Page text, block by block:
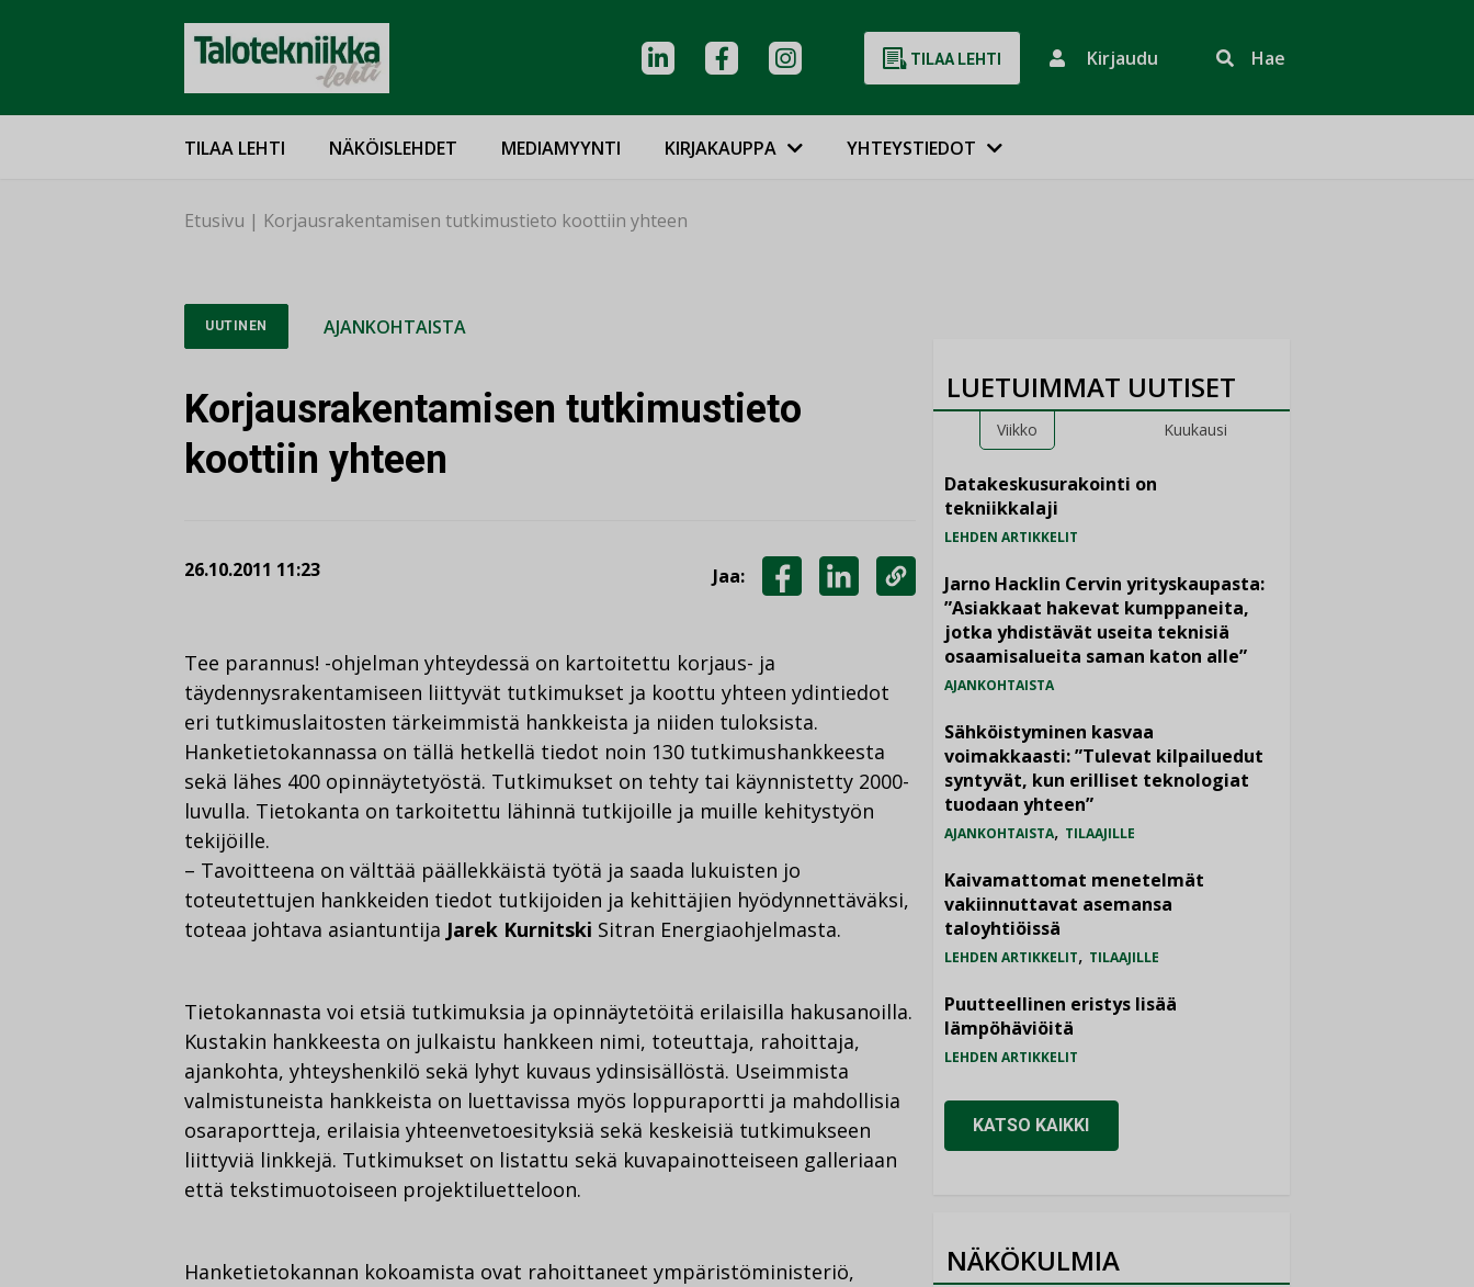
TILAA LEHTI Kirjaudu Hae
TILAA LEHTI NÄKÖISLEHDET MEDIAMYYNTI KIRJAKAUPPA YHTEYSTIEDOT
Etusivu | Korjausrakentamisen tutkimustieto koottiin yhteen
UUTINEN AJANKOHTAISTA
Korjausrakentamisen tutkimustieto
koottiin yhteen
26.10.2011 11:23 Jaa:
LINKEDINISSÄ
KOPIOI
LINKKI
Tee parannus! -ohjelman yhteydessä on kartoitettu korjaus- ja
täydennysrakentamiseen liittyvät tutkimukset ja koottu yhteen ydintiedot
eri tutkimuslaitosten tärkeimmistä hankkeista ja niiden tuloksista.
Hanketietokannassa on tällä hetkellä tiedot noin 130 tutkimushankkeesta
sekä lähes 400 opinnäytetyöstä. Tutkimukset on tehty tai käynnistetty 2000-
luvulla. Tietokanta on tarkoitettu lähinnä tutkijoille ja muille kehitystyön
tekijöille.
– Tavoitteena on välttää päällekkäistä työtä ja saada lukuisten jo
toteutettujen hankkeiden tiedot tutkijoiden ja kehittäjien hyödynnettäväksi,
toteaa johtava asiantuntija Jarek Kurnitski Sitran Energiaohjelmasta.
Tietokannasta voi etsiä tutkimuksia ja opinnäytetöitä erilaisilla hakusanoilla.
Kustakin hankkeesta on julkaistu hankkeen nimi, toteuttaja, rahoittaja,
ajankohta, yhteyshenkilö sekä lyhyt kuvaus ydinsisällöstä. Useimmista
valmistuneista hankkeista on luettavissa myös loppuraportti ja mahdollisia
osaraportteja, erilaisia yhteenvetoesityksiä sekä keskeisiä tutkimukseen
liittyviä linkkejä. Tutkimukset on listattu sekä kuvapainotteiseen galleriaan
että tekstimuotoiseen projektiluetteloon.
Hanketietokannan kokoamista ovat rahoittaneet ympäristöministeriö,
LUETUIMMAT UUTISET
Viikko Kuukausi
Datakeskusurakointi on
tekniikkalaji
LEHDEN ARTIKKELIT
Jarno Hacklin Cervin yrityskaupasta:
”Asiakkaat hakevat kumppaneita,
jotka yhdistävät useita teknisiä
osaamisalueita saman katon alle”
AJANKOHTAISTA
Sähköistyminen kasvaa
voimakkaasti: ”Tulevat kilpailuedut
syntyvät, kun erilliset teknologiat
tuodaan yhteen”
AJANKOHTAISTA, TILAAJILLE
Kaivamattomat menetelmät
vakiinnuttavat asemansa
taloyhtiöissä
LEHDEN ARTIKKELIT, TILAAJILLE
Puutteellinen eristys lisää
lämpöhäviöitä
LEHDEN ARTIKKELIT
KATSO KAIKKI
NÄKÖKULMIA